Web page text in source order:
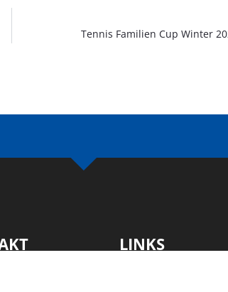
Tennis Familien Cup Winter
LINKS